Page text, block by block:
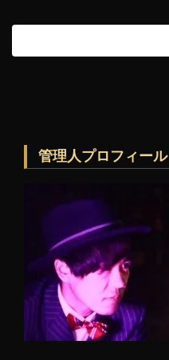
管理人プロフィール